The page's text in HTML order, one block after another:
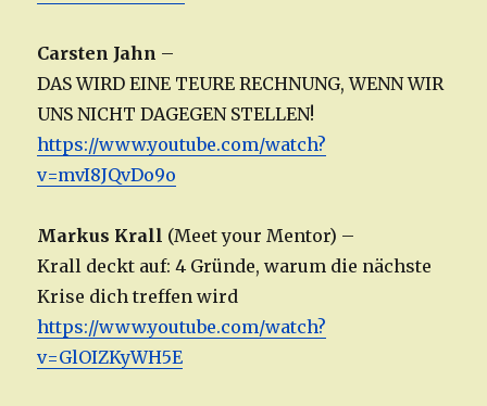
Carsten Jahn –
DAS WIRD EINE TEURE RECHNUNG, WENN WIR
UNS NICHT DAGEGEN STELLEN!
https://www.youtube.com/watch?
v=mvI8JQvDo9o
Markus Krall (Meet your Mentor) –
Krall deckt auf: 4 Gründe, warum die nächste
Krise dich treffen wird
https://www.youtube.com/watch?
v=GlOIZKyWH5E